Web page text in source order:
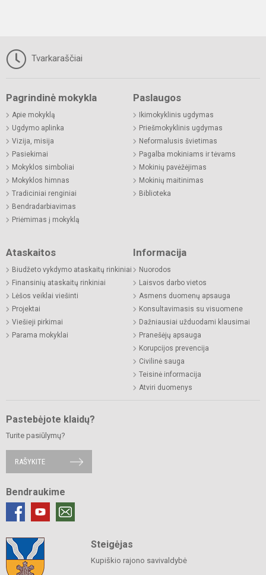
Tvarkaraščiai
Pagrindinė mokykla
Apie mokyklą
Ugdymo aplinka
Vizija, misija
Pasiekimai
Mokyklos simboliai
Mokyklos himnas
Tradiciniai renginiai
Bendradarbiavimas
Priėmimas į mokyklą
Paslaugos
Ikimokyklinis ugdymas
Priešmokyklinis ugdymas
Neformalusis švietimas
Pagalba mokiniams ir tėvams
Mokinių pavėžėjimas
Mokinių maitinimas
Biblioteka
Ataskaitos
Biudžeto vykdymo ataskaitų rinkiniai
Finansinių ataskaitų rinkiniai
Lėšos veiklai viešinti
Projektai
Viešieji pirkimai
Parama mokyklai
Informacija
Nuorodos
Laisvos darbo vietos
Asmens duomenų apsauga
Konsultavimasis su visuomene
Dažniausiai užduodami klausimai
Pranešėjų apsauga
Korupcijos prevencija
Civilinė sauga
Teisinė informacija
Atviri duomenys
Pastebėjote klaidų?
Turite pasiūlymų?
RAŠYKITE
Bendraukime
Steigėjas
Kupiškio rajono savivaldybė